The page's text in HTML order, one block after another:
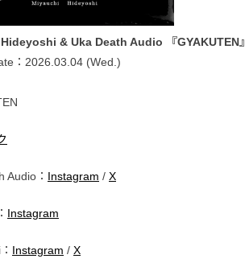
& Uka Death Audio 『GYAKUTEN』
：2026.03.04 (Wed.)
Audio： Instagram / X
Instagram
Instagram / X